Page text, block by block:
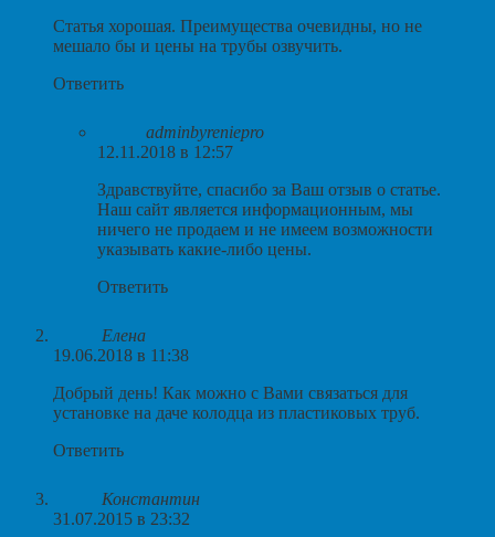
Статья хорошая. Преимущества очевидны, но не
мешало бы и цены на трубы озвучить.
Ответить
adminbyreniepro
12.11.2018 в 12:57
Здравствуйте, спасибо за Ваш отзыв о статье.
Наш сайт является информационным, мы
ничего не продаем и не имеем возможности
указывать какие-либо цены.
Ответить
Елена
19.06.2018 в 11:38
Добрый день! Как можно с Вами связаться для
установке на даче колодца из пластиковых труб.
Ответить
Константин
31.07.2015 в 23:32